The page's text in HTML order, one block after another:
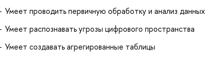
Умеет проводить первичную обработку и анализ данных
Умеет распознавать угрозы цифрового пространства
Умеет создавать агрегированные таблицы